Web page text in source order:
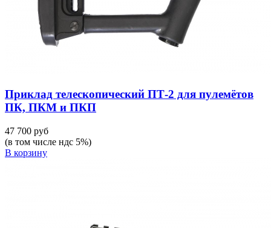
Приклад телескопический ПТ-2 для пулемётов
ПК, ПКМ и ПКП
47 700 руб
(в том числе ндс 5%)
В корзину